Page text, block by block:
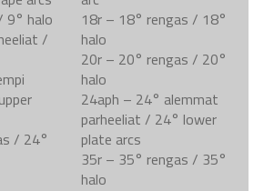
9° halo
/
/ 24°
18r – 18° rengas / 18°
halo
20r – 20° rengas / 20°
halo
24aph – 24° alemmat
parheeliat / 24° lower
plate arcs
35r – 35° rengas / 35°
halo